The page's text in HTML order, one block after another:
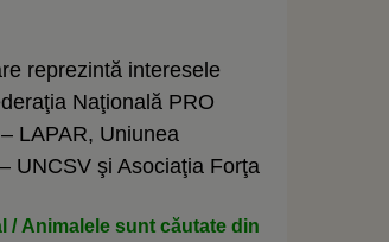
reprezintă interesele
Naţională PRO
LAPAR, Uniunea
UNCSV şi Asociaţia Forţa
/ Animalele sunt căutate din